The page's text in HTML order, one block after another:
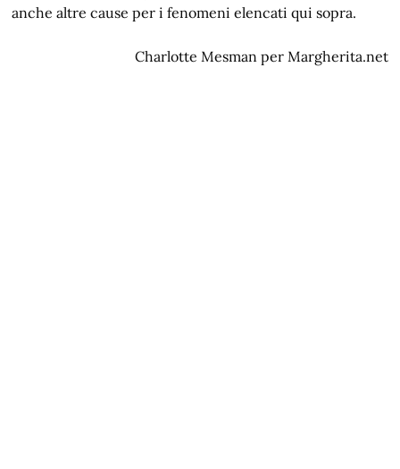
anche altre cause per i fenomeni elencati qui sopra.
Charlotte Mesman per Margherita.net